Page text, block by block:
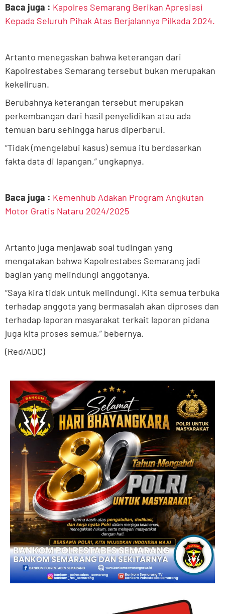
Baca juga : Kapolres Semarang Berikan Apresiasi
Kepada Seluruh Pihak Atas Berjalannya Pilkada 2024.
Artanto menegaskan bahwa keterangan dari
Kapolrestabes Semarang tersebut bukan merupakan
kekeliruan.
Berubahnya keterangan tersebut merupakan
perkembangan dari hasil penyelidikan atau ada
temuan baru sehingga harus diperbarui.
“Tidak (mengelabui kasus) semua itu berdasarkan
fakta data di lapangan,” ungkapnya.
Baca juga : Kemenhub Adakan Program Angkutan
Motor Gratis Nataru 2024/2025
Artanto juga menjawab soal tudingan yang
mengatakan bahwa Kapolrestabes Semarang jadi
bagian yang melindungi anggotanya.
“Saya kira tidak untuk melindungi. Kita semua terbuka
terhadap anggota yang bermasalah akan diproses dan
terhadap laporan masyarakat terkait laporan pidana
juga kita proses semua,” bebernya.
(Red/ADC)